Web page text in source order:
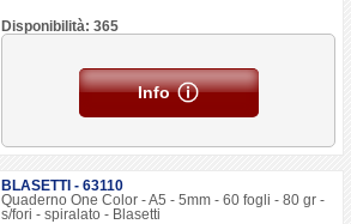
Disponibilità: 365
Info
BLASETTI - 63110
Quaderno One Color - A5 - 5mm - 60 fogli - 80 gr -
s/fori - spiralato - Blasetti